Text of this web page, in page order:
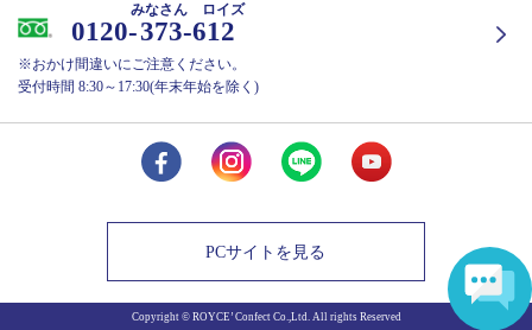
0120-373-612
みなさん ロイズ
※おかけ間違いにご注意ください。
受付時間 8:30～17:30(年末年始を除く)
PCサイトを見る
Copyright © ROYCE’ Confect Co.,Ltd. All rights Reserved